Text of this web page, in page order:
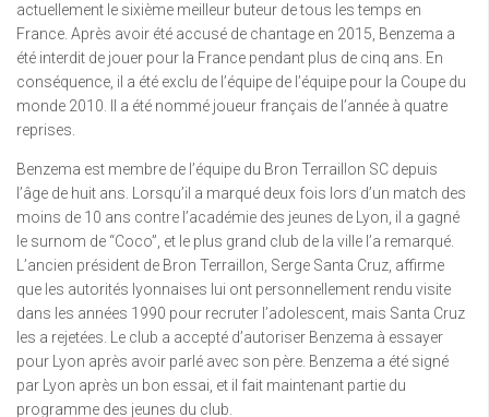
actuellement le sixième meilleur buteur de tous les temps en
France. Après avoir été accusé de chantage en 2015, Benzema a
été interdit de jouer pour la France pendant plus de cinq ans. En
conséquence, il a été exclu de l’équipe de l’équipe pour la Coupe du
monde 2010. Il a été nommé joueur français de l’année à quatre
reprises.
Benzema est membre de l’équipe du Bron Terraillon SC depuis
l’âge de huit ans. Lorsqu’il a marqué deux fois lors d’un match des
moins de 10 ans contre l’académie des jeunes de Lyon, il a gagné
le surnom de “Coco”, et le plus grand club de la ville l’a remarqué.
L’ancien président de Bron Terraillon, Serge Santa Cruz, affirme
que les autorités lyonnaises lui ont personnellement rendu visite
dans les années 1990 pour recruter l’adolescent, mais Santa Cruz
les a rejetées. Le club a accepté d’autoriser Benzema à essayer
pour Lyon après avoir parlé avec son père. Benzema a été signé
par Lyon après un bon essai, et il fait maintenant partie du
programme des jeunes du club.